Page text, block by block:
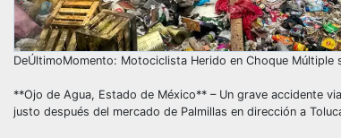
DeÚltimoMomento: Motociclista Herido en Choque Múltiple
**Ojo de Agua, Estado de México** – Un grave accidente
justo después del mercado de Palmillas en dirección a